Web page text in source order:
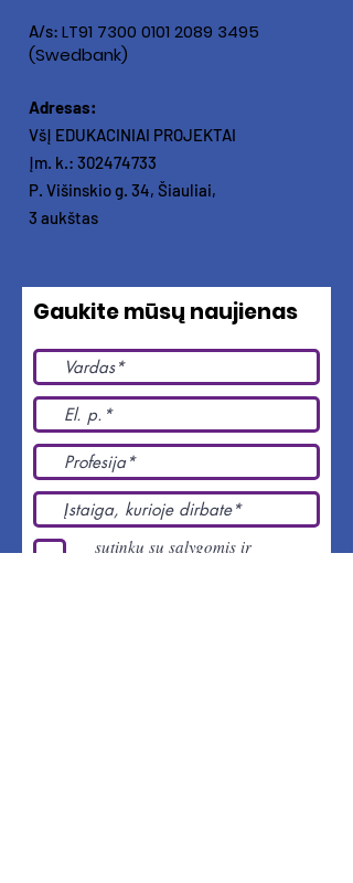
A/s: LT91 7300 0101 2089 3495
(Swedbank)
Adresas:
VšĮ EDUKACINIAI PROJEKTAI
Įm. k.: 302474733
P. Višinskio g. 34, Šiauliai,
3 aukštas
Gaukite mūsų naujienas
sutinku su sąlygomis ir